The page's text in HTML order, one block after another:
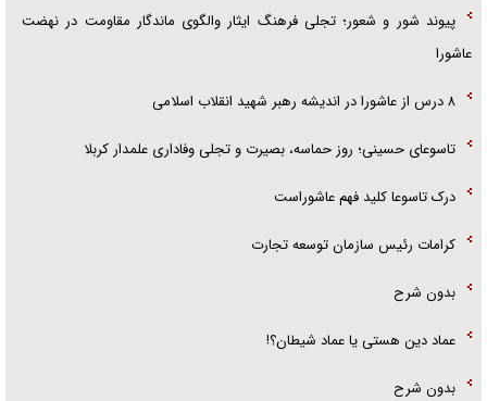
پیوند شور و شعور؛ تجلی فرهنگ ایثار والگوی ماندگار مقاومت در نهضت
عاشورا
۸ درس از عاشورا در اندیشه رهبر شهید انقلاب اسلامی
تاسوعای حسینی؛ روز حماسه، بصیرت و تجلی وفاداری علمدار کربلا
درک تاسوعا کلید فهم عاشوراست
کرامات رئیس سازمان توسعه تجارت
بدون شرح
عماد دین هستی یا عماد شیطان؟!
بدون شرح